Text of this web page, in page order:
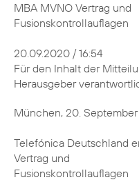
MBA MVNO Vertrag und
Fusionskontrollauflagen
20.09.2020 / 16:54
Für den Inhalt der
Herausgeber
München, 20.
Telefónica Deutschland
Vertrag und
Fusionskontrollauflagen